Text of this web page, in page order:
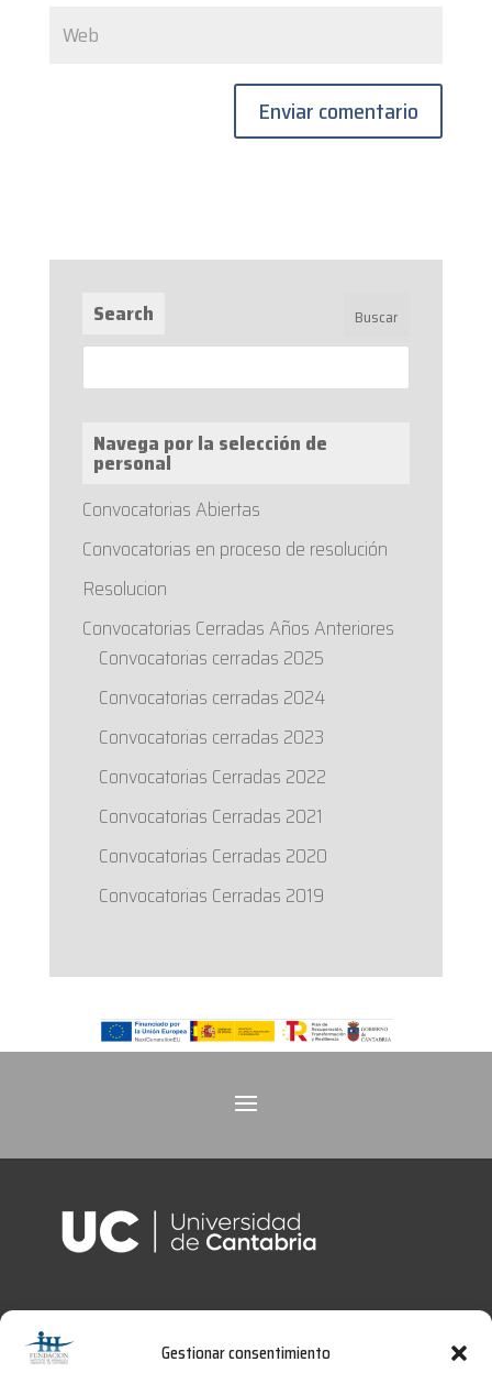
Gestionar consentimiento
Search
Navega por la selección de
personal
Convocatorias Abiertas
Convocatorias en proceso de resolución
Resolucion
Convocatorias Cerradas Años Anteriores
Convocatorias cerradas 2025
Convocatorias cerradas 2024
Convocatorias cerradas 2023
Convocatorias Cerradas 2022
Convocatorias Cerradas 2021
Convocatorias Cerradas 2020
Convocatorias Cerradas 2019